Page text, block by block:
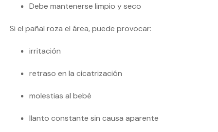
Debe mantenerse limpio y seco
Si el pañal roza el área, puede provocar:
irritación
retraso en la cicatrización
molestias al bebé
llanto constante sin causa aparente